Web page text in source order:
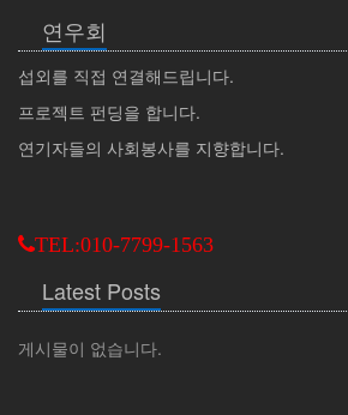
연우회
섭외를 직접 연결해드립니다.
프로젝트 펀딩을 합니다.
연기자들의 사회봉사를 지향합니다.
TEL:010-7799-1563
Latest Posts
게시물이 없습니다.